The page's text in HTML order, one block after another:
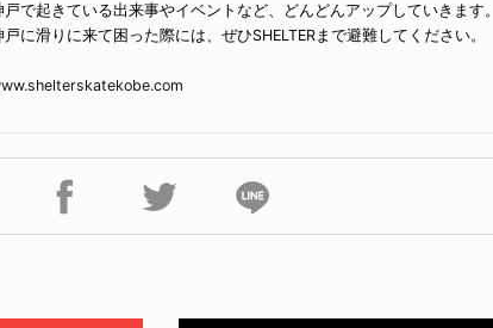
戸で起きている出来事やイベントなど、どんどんアップしていきます。
戸に滑りに来て困った際には、ぜひSHELTERまで避難してください。